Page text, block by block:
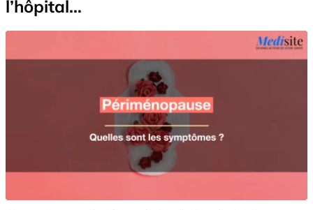
l’hôpital…